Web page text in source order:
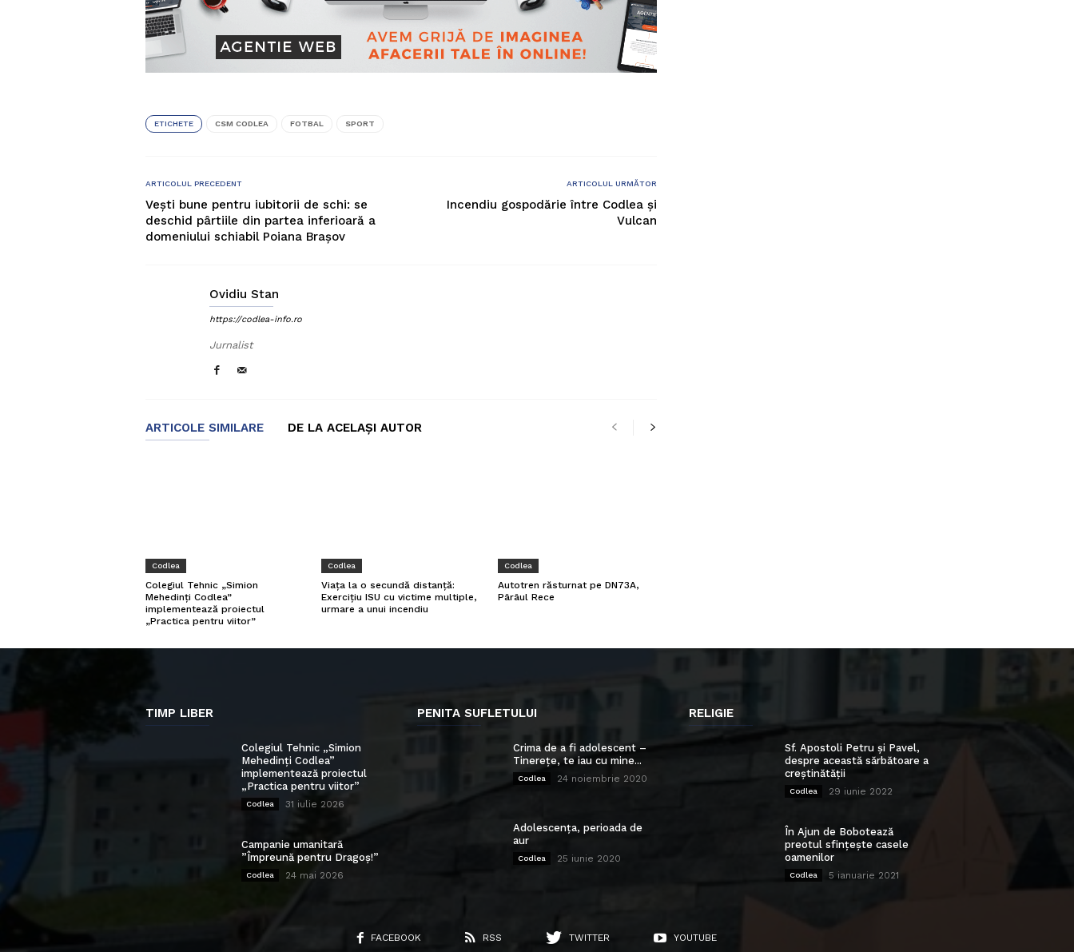
ETICHETE CSM CODLEA FOTBAL SPORT
ARTICOLUL PRECEDENT
Vești bune pentru iubitorii de schi: se
deschid pârtiile din partea inferioară a
domeniului schiabil Poiana Brașov
ARTICOLUL URMĂTOR
Incendiu gospodărie între Codlea și
Vulcan
Ovidiu Stan
https://codlea-info.ro
Jurnalist
ARTICOLE SIMILARE DE LA ACELAȘI AUTOR
Codlea
Colegiul Tehnic „Simion
Mehedinți Codlea”
implementează proiectul
„Practica pentru viitor”
Codlea
Viața la o secundă distanță:
Exercițiu ISU cu victime multiple,
urmare a unui incendiu
Codlea
Autotren răsturnat pe DN73A,
Pârâul Rece
TIMP LIBER
Colegiul Tehnic „Simion
Mehedinți Codlea”
implementează proiectul
„Practica pentru viitor”
Codlea 31 iulie 2026
Campanie umanitară
”Împreună pentru Dragoș!”
Codlea 24 mai 2026
PENITA SUFLETULUI
Crima de a fi adolescent –
Tinerețe, te iau cu mine...
Codlea 24 noiembrie 2020
Adolescența, perioada de
aur
Codlea 25 iunie 2020
RELIGIE
Sf. Apostoli Petru și Pavel,
despre această sărbătoare a
creștinătății
Codlea 29 iunie 2022
În Ajun de Bobotează
preotul sfințește casele
oamenilor
Codlea 5 ianuarie 2021
FACEBOOK RSS TWITTER YOUTUBE